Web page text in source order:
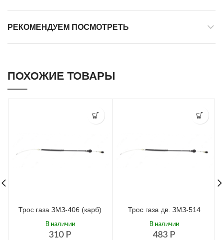
РЕКОМЕНДУЕМ ПОСМОТРЕТЬ
ПОХОЖИЕ ТОВАРЫ
Трос газа ЗМЗ-406 (карб)
310 Р
В наличии
Трос газа дв. ЗМЗ-514
483 Р
В наличии